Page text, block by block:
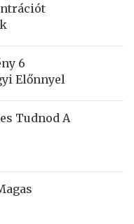
6
Előnnyel
Tudnod A